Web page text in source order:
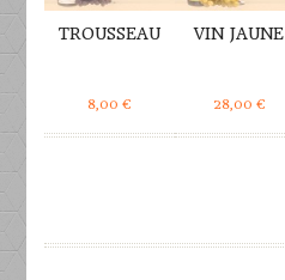
TROUSSEAU
8,00€
VIN JAUNE
28,00 €